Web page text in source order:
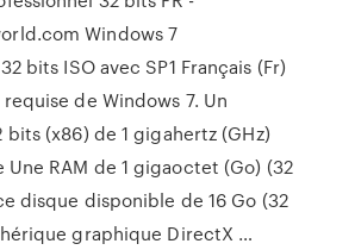
Windows 7
bits ISO avec SP1 Français (Fr)
de Windows 7. Un
bits (x86) de 1 gigahertz (GHz)
RAM de 1 gigaoctet (Go) (32
disque disponible de 16 Go (32
graphique DirectX …